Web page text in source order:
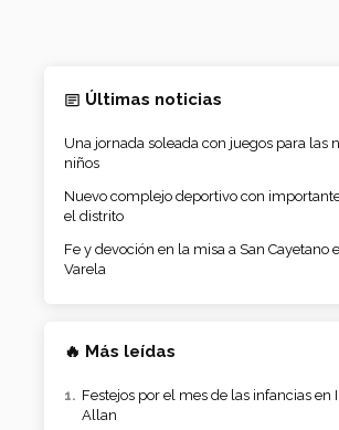
Últimas noticias
Una jornada soleada con juegos para las
niños
Nuevo complejo deportivo con
el distrito
Fe y devoción en la misa a San Cayetano
Varela
🔥 Más leídas
Festejos por el mes de las infancias en
Allan